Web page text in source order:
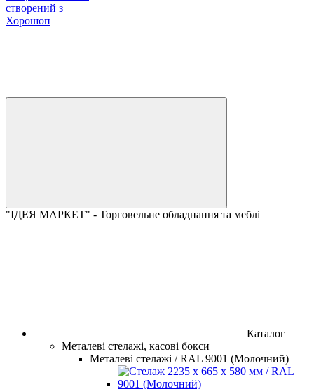
створений з
Хорошоп
"ІДЕЯ МАРКЕТ" - Торговельне обладнання та меблі
Каталог
Металеві стелажі, касові бокси
Металеві стелажі / RAL 9001 (Молочний)